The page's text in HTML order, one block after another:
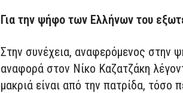
Για την ψήφο των Ελλήνων του
Στην συνέχεια, αναφερόμενος στην
αναφορά στον Νίκο Καζατζάκη
μακριά είναι από την πατρίδα, τόσο